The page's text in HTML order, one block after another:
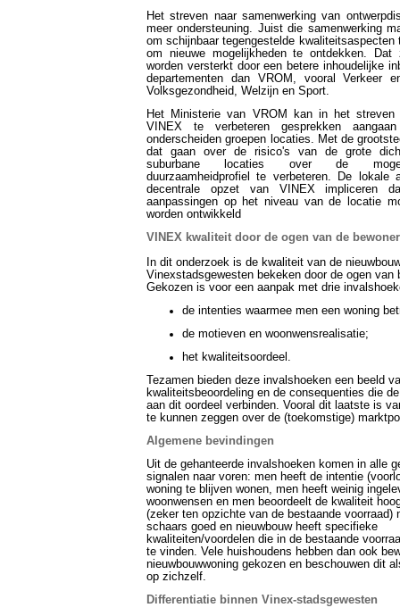
Het streven naar samenwerking van
meer ondersteuning. Juist die samenwerking
om schijnbaar tegengestelde kwaliteitsaspecten
om nieuwe mogelijkheden te ontdekken. Dat
worden versterkt door een betere inhoudelijke
departementen dan VROM, vooral Verkeer
Volksgezondheid, Welzijn en Sport.
Het Ministerie van VROM kan in het
VINEX te verbeteren gesprekken
onderscheiden groepen locaties. Met de
dat gaan over de risico's van de grote
suburbane locaties over de
duurzaamheidprofiel te verbeteren. De lokale
decentrale opzet van VINEX impliceren
aanpassingen op het niveau van de locatie
worden ontwikkeld
VINEX kwaliteit door de ogen van de
In dit onderzoek is de kwaliteit van de
Vinexstadsgewesten bekeken door de ogen van
Gekozen is voor een aanpak met drie
de intenties waarmee men een woning
de motieven en woonwensrealisatie;
het kwaliteitsoordeel.
Tezamen bieden deze invalshoeken een beeld
kwaliteitsbeoordeling en de consequenties die
aan dit oordeel verbinden. Vooral dit laatste is
te kunnen zeggen over de (toekomstige)
Algemene bevindingen
Uit de gehanteerde invalshoeken komen in alle
signalen naar voren: men heeft de intentie
woning te blijven wonen, men heeft weinig
woonwensen en men beoordeelt de kwaliteit
(zeker ten opzichte van de bestaande voorraad)
schaars goed en nieuwbouw heeft specifieke
kwaliteiten/voordelen die in de bestaande
te vinden. Vele huishoudens hebben dan ook
nieuwbouwwoning gekozen en beschouwen dit
op zichzelf.
Differentiatie binnen Vinex-stadsgewesten